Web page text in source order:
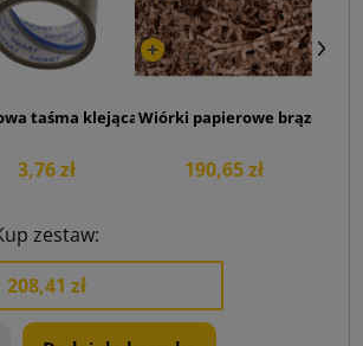
taśma klejąca SMART Akryl 48/50
3,76 zł
Wiórki papierowe brązowy 6kg
190,65 zł
zestaw:
208,41 zł